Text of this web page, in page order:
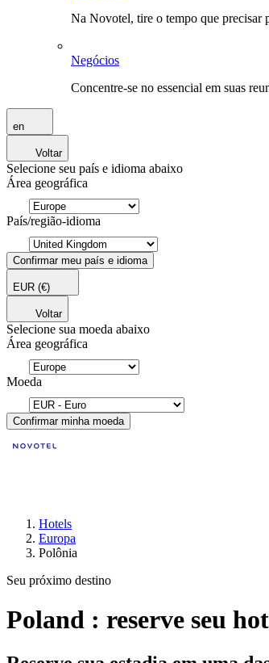
Na Novotel, tire o tempo que precisar
Negócios
Concentre-se no essencial em suas
en
Voltar
Selecione seu país e idioma abaixo
Área geográfica
País/região-idioma
Confirmar meu país e idioma
EUR (€)
Voltar
Selecione sua moeda abaixo
Área geográfica
Moeda
Confirmar minha moeda
Hotels
Europa
Polônia
Seu próximo destino
Poland : reserve seu